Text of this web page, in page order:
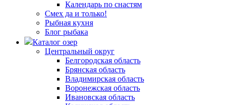
Календарь по снастям
Смех да и только!
Рыбная кухня
Блог рыбака
Каталог озер
Центральный округ
Белгородская область
Брянская область
Владимирская область
Воронежская область
Ивановская область